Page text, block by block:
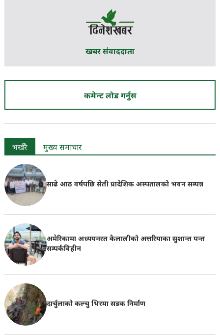
खबर संवाददाता
कमेन्ट लोड गर्नुस
भर्खरै मुख्य समाचार
साढे आठ वर्षपछि सेती प्रादेशिक अस्पतालको भवन सम्पन्न
अमेरिकामा अध्ययनरत कैलालीको अत्तरियाका सुशान्त पन्त
सम्पर्कविहीन
दार्चुलाको कल्चु भिरमा सडक निर्माण